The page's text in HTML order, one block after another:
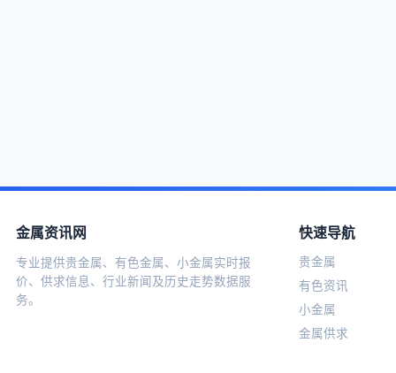
金属资讯网
专业提供贵金属、有色金属、小金属实时报
价、供求信息、行业新闻及历史走势数据服
务。
快速导航
贵金属
有色资讯
小金属
金属供求